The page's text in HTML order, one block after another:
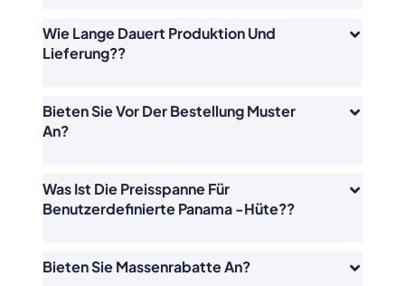
Wie Lange Dauert Produktion Und
Lieferung??
Bieten Sie Vor Der Bestellung Muster
An?
Was Ist Die Preisspanne Für
Benutzerdefinierte Panama -Hüte??
Bieten Sie Massenrabatte An?